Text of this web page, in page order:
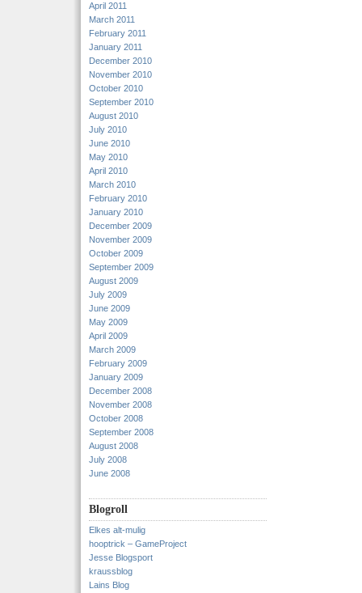
April 2011
March 2011
February 2011
January 2011
December 2010
November 2010
October 2010
September 2010
August 2010
July 2010
June 2010
May 2010
April 2010
March 2010
February 2010
January 2010
December 2009
November 2009
October 2009
September 2009
August 2009
July 2009
June 2009
May 2009
April 2009
March 2009
February 2009
January 2009
December 2008
November 2008
October 2008
September 2008
August 2008
July 2008
June 2008
Blogroll
Elkes alt-mulig
hooptrick – GameProject
Jesse Blogsport
kraussblog
Lains Blog